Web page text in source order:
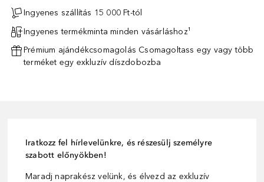
Ingyenes szállítás 15 000 Ft-tól
Ingyenes termékminta minden vásárláshoz¹
Prémium ajándékcsomagolás Csomagoltass egy vagy több
terméket egy exkluzív díszdobozba
Iratkozz fel hírlevelünkre, és részesülj személyre
szabott előnyökben!
Maradj naprakész velünk, és élvezd az exkluzív